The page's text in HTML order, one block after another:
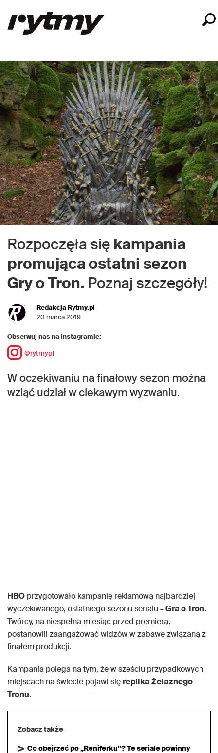
Rozpoczęła się kampania
promująca ostatni sezon
Gry o Tron. Poznaj szczegóły!
Redakcja Rytmy.pl
20 marca 2019
Obserwuj nas na instagramie:
@rytmypl
W oczekiwaniu na finałowy sezon można
wziąć udział w ciekawym wyzwaniu.
HBO przygotowało kampanię reklamową najbardziej
wyczekiwanego, ostatniego sezonu serialu – Gra o Tron.
Twórcy, na niespełna miesiąc przed premierą,
postanowili zaangażować widzów w zabawę związaną z
finałem produkcji.
Kampania polega na tym, że w sześciu przypadkowych
miejscach na świecie pojawi się replika Żelaznego
Tronu.
Zobacz także
Co obejrzeć po „Reniferku”? Te seriale powinny